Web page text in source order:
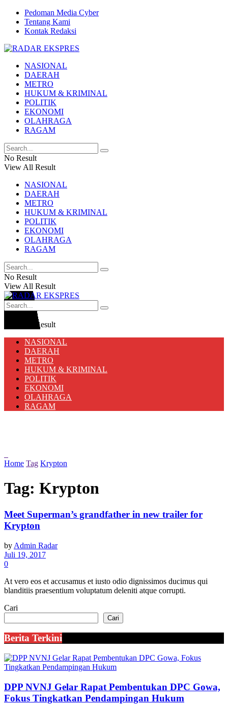
Pedoman Media Cyber
Tentang Kami
Kontak Redaksi
NASIONAL
DAERAH
METRO
HUKUM & KRIMINAL
POLITIK
EKONOMI
OLAHRAGA
RAGAM
No Result
View All Result
NASIONAL
DAERAH
METRO
HUKUM & KRIMINAL
POLITIK
EKONOMI
OLAHRAGA
RAGAM
No Result
View All Result
View All Result
NASIONAL
DAERAH
METRO
HUKUM & KRIMINAL
POLITIK
EKONOMI
OLAHRAGA
RAGAM
Home Tag Krypton
Tag: Krypton
Meet Superman’s grandfather in new trailer for
Krypton
by Admin Radar
Juli 19, 2017
0
At vero eos et accusamus et iusto odio dignissimos ducimus qui
blanditiis praesentium voluptatum deleniti atque corrupti.
Cari
Cari
Berita Terkini
DPP NVNJ Gelar Rapat Pembentukan DPC Gowa,
Fokus Tingkatkan Pendampingan Hukum